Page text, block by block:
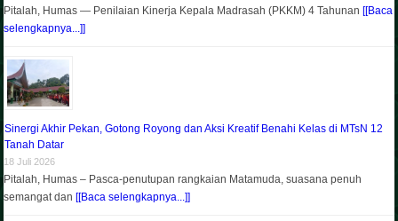
Pitalah, Humas — Penilaian Kinerja Kepala Madrasah (PKKM) 4 Tahunan [[Baca
selengkapnya...]]
Sinergi Akhir Pekan, Gotong Royong dan Aksi Kreatif Benahi Kelas di MTsN 12
Tanah Datar
18 Juli 2026
Pitalah, Humas – Pasca-penutupan rangkaian Matamuda, suasana penuh
semangat dan [[Baca selengkapnya...]]